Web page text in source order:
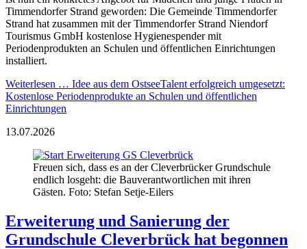
Timmendorfer Strand geworden: Die Gemeinde Timmendorfer
Strand hat zusammen mit der Timmendorfer Strand Niendorf
Tourismus GmbH kostenlose Hygienespender mit
Periodenprodukten an Schulen und öffentlichen Einrichtungen
installiert.
Weiterlesen … Idee aus dem OstseeTalent erfolgreich umgesetzt:
Kostenlose Periodenprodukte an Schulen und öffentlichen
Einrichtungen
13.07.2026
Freuen sich, dass es an der Cleverbrücker Grundschule
endlich losgeht: die Bauverantwortlichen mit ihren
Gästen. Foto: Stefan Setje-Eilers
Erweiterung und Sanierung der
Grundschule Cleverbrück hat begonnen